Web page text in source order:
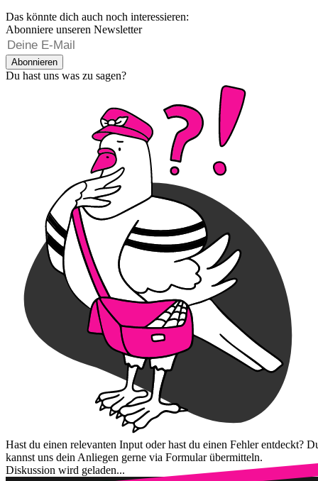
Das könnte dich auch noch interessieren:
Abonniere unseren Newsletter
Abonnieren
Du hast uns was zu sagen?
Hast du einen relevanten Input oder hast du einen Fehler entdeckt?
kannst uns dein Anliegen gerne via Formular übermitteln.
Diskussion wird geladen...